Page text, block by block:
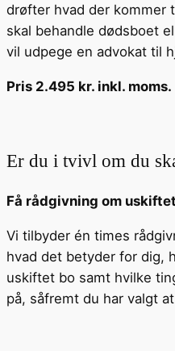
drøfter hvad der kommer
skal behandle dødsboet
vil udpege en advokat til
Pris 2.495 kr. inkl. moms.
Er du i tvivl om du
Få rådgivning om
Vi tilbyder én times
hvad det betyder for dig,
uskiftet bo samt hvilke
på, såfremt du har valgt